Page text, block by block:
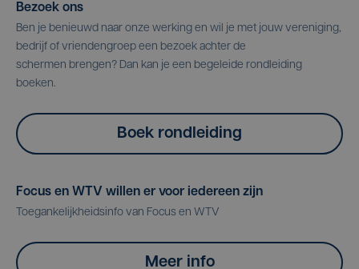
Bezoek ons
Ben je benieuwd naar onze werking en wil je met jouw vereniging,
bedrijf of vriendengroep een bezoek achter de
schermen brengen? Dan kan je een begeleide rondleiding
boeken.
Boek rondleiding
Focus en WTV willen er voor iedereen zijn
Toegankelijkheidsinfo van Focus en WTV
Meer info